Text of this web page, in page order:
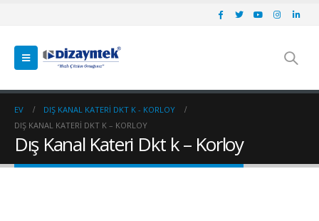
EV
DIŞ KANAL KATERI DKT K - KORLOY
DIŞ KANAL KATERI DKT K – KORLOY
Dış Kanal Kateri Dkt k – Korloy